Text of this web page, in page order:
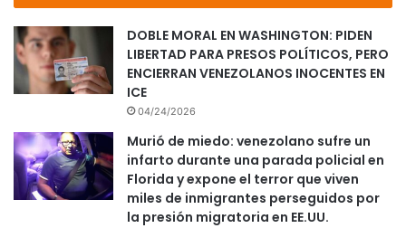
DOBLE MORAL EN WASHINGTON: PIDEN
LIBERTAD PARA PRESOS POLÍTICOS, PERO
ENCIERRAN VENEZOLANOS INOCENTES EN
ICE
04/24/2026
Murió de miedo: venezolano sufre un
infarto durante una parada policial en
Florida y expone el terror que viven
miles de inmigrantes perseguidos por
la presión migratoria en EE.UU.